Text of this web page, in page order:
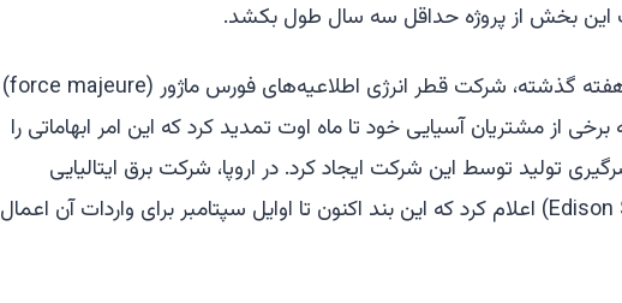
این بخش از پروژه حداقل سه سال طول بکشد.
بلومبرگ گزارش داد که هفته گذشته، شرکت قطر انرژی اطلاعیه‌های فورس ماژور (force majeure)
از مشتریان آسیایی خود تا ماه اوت تمدید کرد که این امر ابهاماتی را
سرگیری تولید توسط این شرکت ایجاد کرد. در اروپا، شرکت برق ایتالیایی
ادیسون اس‌پی‌ای (Edison SpA) اعلام کرد که این بند اکنون تا اوایل سپتامبر برای واردات آن اعمال